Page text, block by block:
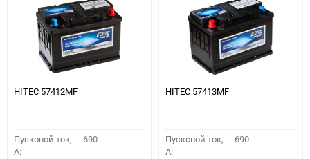
HITEC 57412MF
Пусковой ток,
A:
690
HITEC 57413MF
Пусковой ток,
A:
690